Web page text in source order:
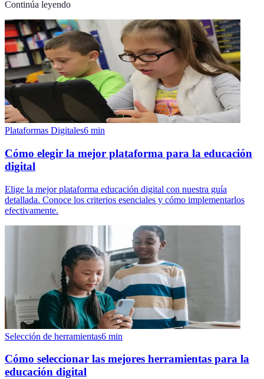
Continúa leyendo
Plataformas Digitales6 min
Cómo elegir la mejor plataforma para la educación
digital
Elige la mejor plataforma educación digital con nuestra guía
detallada. Conoce los criterios esenciales y cómo implementarlos
efectivamente.
Selección de herramientas6 min
Cómo seleccionar las mejores herramientas para la
educación digital